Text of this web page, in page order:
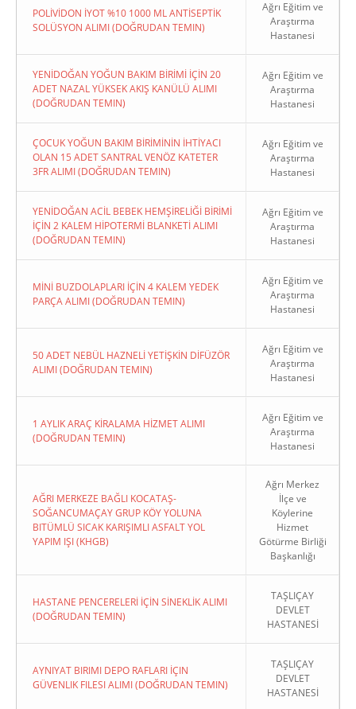
POLİVİDON İYOT %10 1000 ML ANTİSEPTİK
SOLÜSYON ALIMI (DOĞRUDAN TEMIN)
Ağrı Eğitim ve
Araştırma
Hastanesi
YENİDOĞAN YOĞUN BAKIM BİRİMİ İÇİN 20
ADET NAZAL YÜKSEK AKIŞ KANÜLÜ ALIMI
(DOĞRUDAN TEMIN)
Ağrı Eğitim ve
Araştırma
Hastanesi
ÇOCUK YOĞUN BAKIM BİRİMİNİN İHTİYACI
OLAN 15 ADET SANTRAL VENÖZ KATETER
3FR ALIMI (DOĞRUDAN TEMIN)
Ağrı Eğitim ve
Araştırma
Hastanesi
YENİDOĞAN ACİL BEBEK HEMŞİRELİĞİ BİRİMİ
İÇİN 2 KALEM HİPOTERMİ BLANKETİ ALIMI
(DOĞRUDAN TEMIN)
Ağrı Eğitim ve
Araştırma
Hastanesi
MİNİ BUZDOLAPLARI İÇİN 4 KALEM YEDEK
PARÇA ALIMI (DOĞRUDAN TEMIN)
Ağrı Eğitim ve
Araştırma
Hastanesi
50 ADET NEBÜL HAZNELİ YETİŞKİN DİFÜZÖR
ALIMI (DOĞRUDAN TEMIN)
Ağrı Eğitim ve
Araştırma
Hastanesi
1 AYLIK ARAÇ KİRALAMA HİZMET ALIMI
(DOĞRUDAN TEMIN)
Ağrı Eğitim ve
Araştırma
Hastanesi
AĞRI MERKEZE BAĞLI KOCATAŞ-
SOĞANCUMAÇAY GRUP KÖY YOLUNA
BITÜMLÜ SICAK KARIŞIMLI ASFALT YOL
YAPIM IŞI (KHGB)
Ağrı Merkez
İlçe ve
Köylerine
Hizmet
Götürme Birliği
Başkanlığı
HASTANE PENCERELERİ İÇİN SİNEKLİK ALIMI
(DOĞRUDAN TEMIN)
TAŞLIÇAY
DEVLET
HASTANESİ
AYNIYAT BIRIMI DEPO RAFLARI İÇIN
GÜVENLIK FILESI ALIMI (DOĞRUDAN TEMIN)
TAŞLIÇAY
DEVLET
HASTANESİ